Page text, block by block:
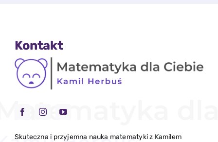
Kontakt
Skuteczna i przyjemna nauka matematyki z Kamilem